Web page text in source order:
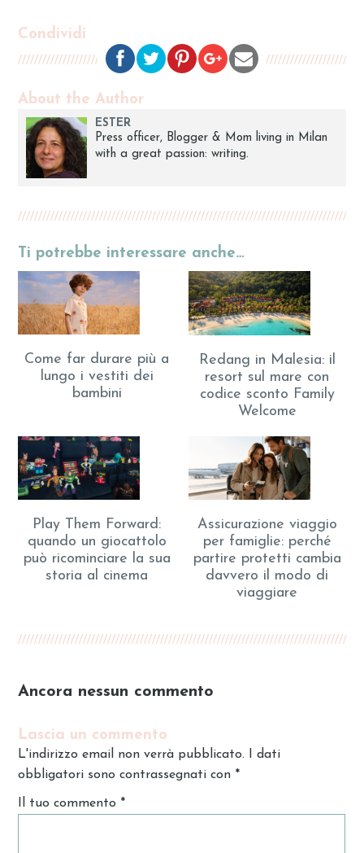
Condividi
About the Author
ESTER
Press officer, Blogger & Mom living in Milan
with a great passion: writing.
Ti potrebbe interessare anche…
Come far durare più a
lungo i vestiti dei
bambini
Redang in Malesia: il
resort sul mare con
codice sconto Family
Welcome
Play Them Forward:
quando un giocattolo
può ricominciare la sua
storia al cinema
Assicurazione viaggio
per famiglie: perché
partire protetti cambia
davvero il modo di
viaggiare
Ancora nessun commento
Lascia un commento
L'indirizzo email non verrà pubblicato. I dati
obbligatori sono contrassegnati con *
Il tuo commento *